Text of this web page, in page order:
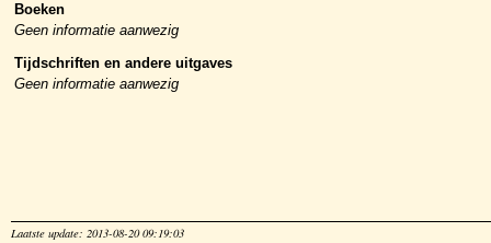
Boeken
Geen informatie aanwezig
Tijdschriften en andere uitgaves
Geen informatie aanwezig
Laatste update: 2013-08-20 09:19:03